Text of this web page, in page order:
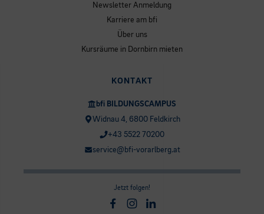
Newsletter Anmeldung
Karriere am bfi
Über uns
Kursräume in Dornbirn mieten
KONTAKT
bfi BILDUNGSCAMPUS
Widnau 4, 6800 Feldkirch
+43 5522 70200
service@bfi-vorarlberg.at
Jetzt folgen!
Facebook
Instagram
Linkedin